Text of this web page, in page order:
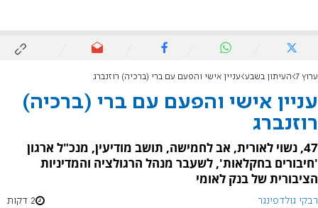
ערוץ 7 העיתון בשבע עניין אישי והפעם עם ברי (ברכיה) רוזנברג
עניין אישי והפעם עם ברי (ברכיה)
רוזנברג
47, נשוי לאורית, אב לחמישה, תושב מודיעין, מנכ"ל ארגון
'חיבורים בחקלאות', לשעבר מנהל הרגולציה והמדיניות
הציבורית של בנק לאומי
רבקי גולדפינגר 2 דקות